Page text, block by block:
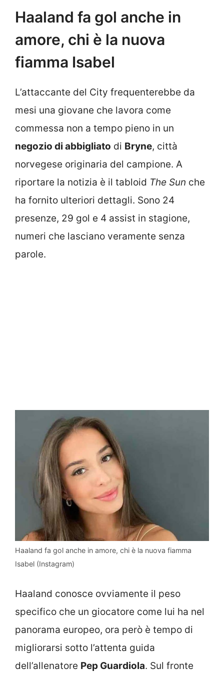
Haaland fa gol anche in
amore, chi è la nuova
fiamma Isabel
L’attaccante del City frequenterebbe da
mesi una giovane che lavora come
commessa non a tempo pieno in un
negozio di abbigliato di Bryne, città
norvegese originaria del campione. A
riportare la notizia è il tabloid The Sun che
ha fornito ulteriori dettagli. Sono 24
presenze, 29 gol e 4 assist in stagione,
numeri che lasciano veramente senza
parole.
Haaland fa gol anche in amore, chi è la nuova fiamma
Isabel (Instagram)
Haaland conosce ovviamente il peso
specifico che un giocatore come lui ha nel
panorama europeo, ora però è tempo di
migliorarsi sotto l’attenta guida
dell’allenatore Pep Guardiola. Sul fronte